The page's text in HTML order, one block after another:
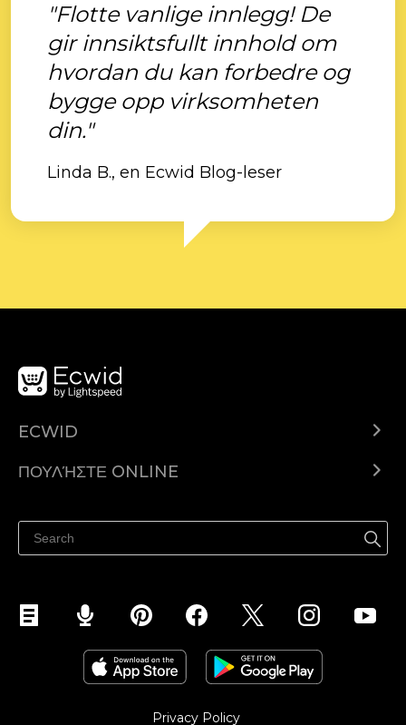
"Flotte vanlige innlegg! De
gir innsiktsfullt innhold om
hvordan du kan forbedre og
bygge opp virksomheten
din."
Linda B., en Ecwid Blog-leser
ECWID
Τιμολόγηση
ΠΟΥΛΉΣΤΕ ONLINE
Πουλήστε στο Facebook
Πουλήστε στο Instagram
Privacy Policy